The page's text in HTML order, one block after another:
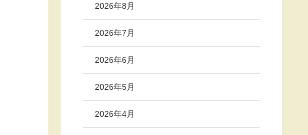
2026年8月
2026年7月
2026年6月
2026年5月
2026年4月